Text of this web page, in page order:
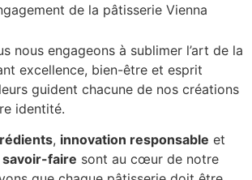
de la pâtisserie Vienna
nous engageons à sublimer l’art de la
excellence, bien-être et esprit
guident chacune de nos créations
identité.
, innovation responsable et
faire sont au cœur de notre